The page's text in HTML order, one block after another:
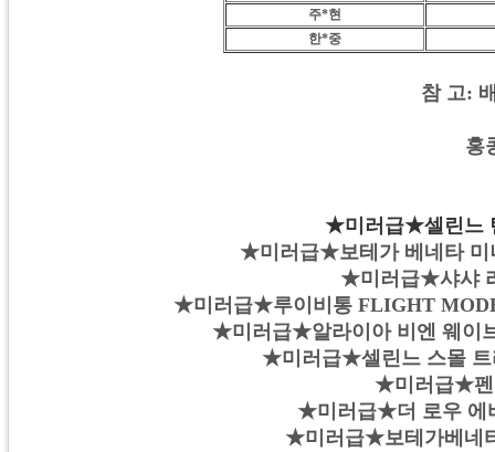
주*현
한*중
참 고:
홍
★미러급★셀린느
★미러급★보테가 베네타 미
★미러급★샤샤
★미러급★루이비통 FLIGHT
★미러급★알라이아 비엔 웨이
★미러급★셀린느 스몰 트
★미러급★펜
★미러급★더 로우 에
★미러급★보테가베네